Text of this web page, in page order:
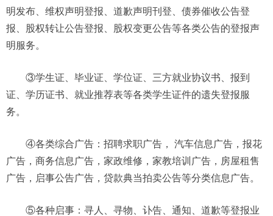
明发布、维权声明登报、道歉声明刊登、债券催收公告登
报、股权转让公告登报、股权变更公告等各类公告的登报声
明服务。
③学生证、毕业证、学位证、三方就业协议书、报到
证、学历证书、就业推荐表等各类学生证件的遗失登报服
务。
④各类综合广告：招聘求职广告， 汽车信息广告，报花
广告，商务信息广告，家政维修，家教培训广告，房屋租售
广告，启事公告广告，贷款典当拍卖公告等分类信息广告。
⑤各种启事：寻人、寻物、讣告、通知、道歉等登报业